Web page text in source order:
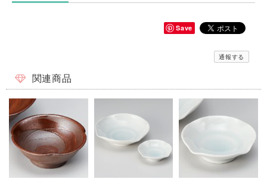
Save
通報する
関連商品